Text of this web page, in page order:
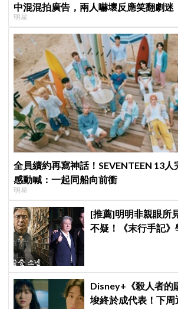
中混混拍廣告，兩人嚇壞反應笑翻劇迷
明星
全員續約再寫神話！SEVENTEEN 13
感動喊：一起同船向前衝
明星
[推薦]明明非親眼所
不疑！《末行手記
Disney+《殺人者的
埈終於成代表！下周